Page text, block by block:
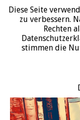
START
Diese Seite
zu verbessern.
Rechten
stimmen die